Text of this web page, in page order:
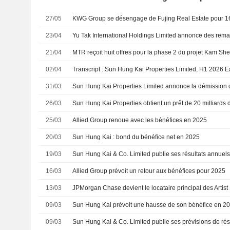
27/05 KWG Group se désengage de Fujing Real Estate pour
23/04
21/04 MTR reçoit huit offres pour la phase 2 du projet Kam
02/04
31/03
26/03
25/03 Allied Group renoue avec les bénéfices en 2025
20/03 Sun Hung Kai : bond du bénéfice net en 2025
19/03
16/03 Allied Group prévoit un retour aux bénéfices pour 2025
13/03
09/03 Sun Hung Kai prévoit une hausse de son bénéfice en
09/03